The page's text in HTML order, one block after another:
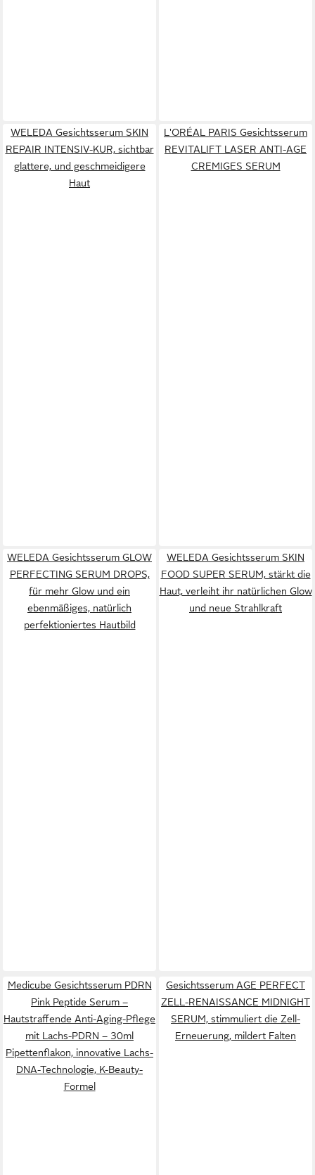
WELEDA Gesichtsserum SKIN
REPAIR INTENSIV-KUR, sichtbar
glattere, und geschmeidigere
Haut
L'ORÉAL PARIS Gesichtsserum
REVITALIFT LASER ANTI-AGE
CREMIGES SERUM
WELEDA Gesichtsserum GLOW
PERFECTING SERUM DROPS,
für mehr Glow und ein
ebenmäßiges, natürlich
perfektioniertes Hautbild
WELEDA Gesichtsserum SKIN
FOOD SUPER SERUM, stärkt die
Haut, verleiht ihr natürlichen Glow
und neue Strahlkraft
Medicube Gesichtsserum PDRN
Pink Peptide Serum –
Hautstraffende Anti-Aging-Pflege
mit Lachs-PDRN – 30ml
Pipettenflakon, innovative Lachs-
DNA-Technologie, K-Beauty-
Formel
Gesichtsserum AGE PERFECT
ZELL-RENAISSANCE MIDNIGHT
SERUM, stimmuliert die Zell-
Erneuerung, mildert Falten